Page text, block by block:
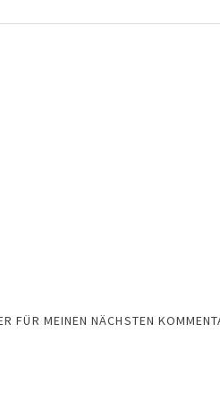
FÜR MEINEN NÄCHSTEN